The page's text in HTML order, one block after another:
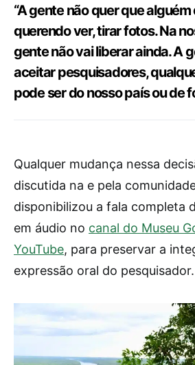
“A gente não quer que
querendo ver, tirar fotos. Na
gente não vai liberar ainda. A
aceitar pesquisadores,
pode ser do nosso país ou de
Qualquer mudança nessa
discutida na e pela
disponibilizou a fala completa
em áudio no canal do Museu
YouTube, para preservar a
expressão oral do pesquisador.